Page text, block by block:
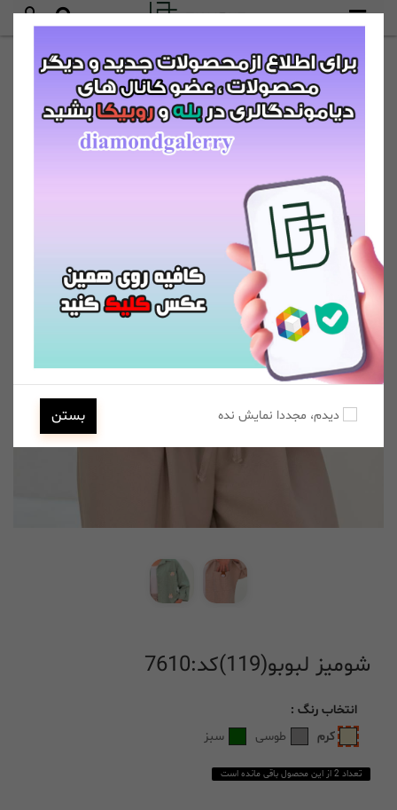
شومیز لبوبو(119)کد:7610
انتخاب رنگ :
کرم
طوسی سبز
تعداد 2 از این محصول باقی مانده است
دیدم، مجددا نمایش نده بستن